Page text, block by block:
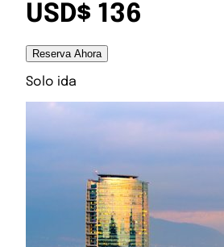
USD$ 136
Reserva Ahora
Solo ida